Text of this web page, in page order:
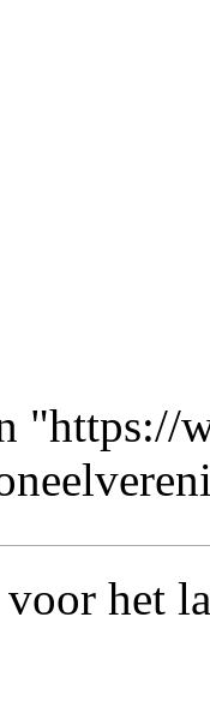
"https://
het